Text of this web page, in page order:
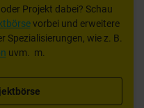
Projekt dabei? Schau
vorbei und erweitere
Spezialisierungen, wie z. B.
uvm. m.